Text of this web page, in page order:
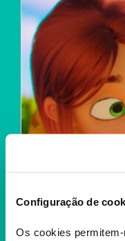
Configuração de
Os cookies